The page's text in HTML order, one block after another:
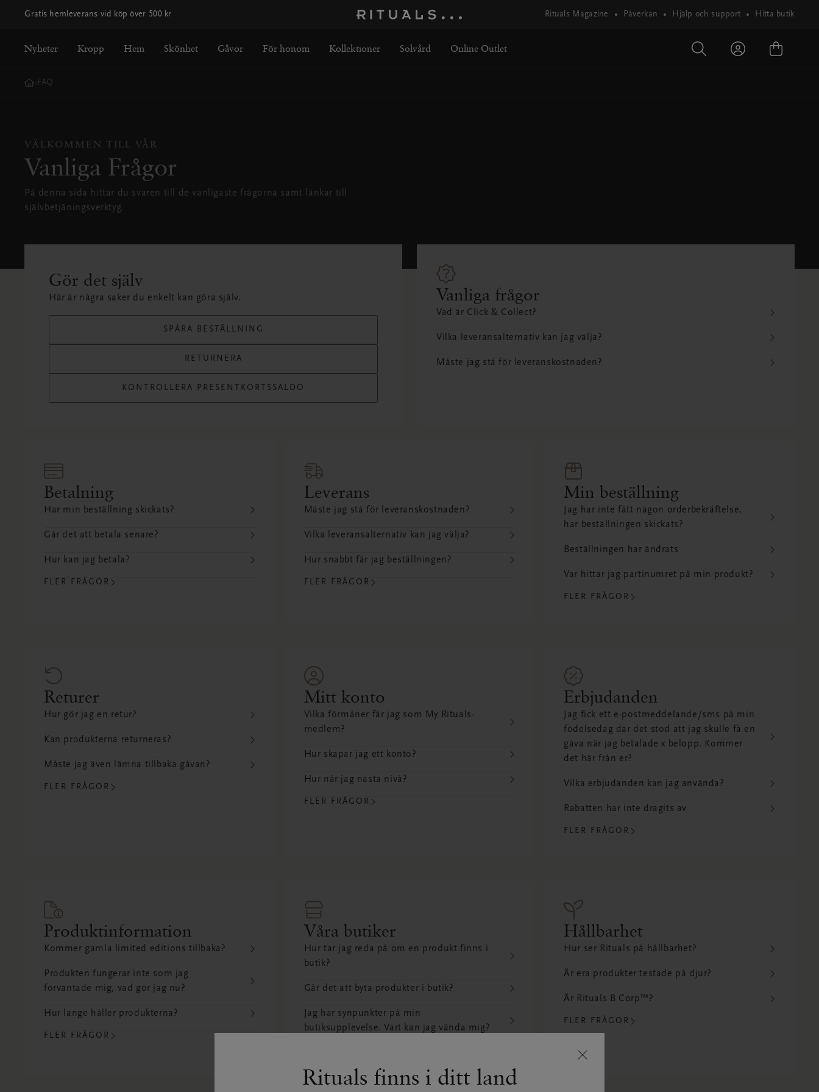
Rituals finns i ditt land
Gratis hemleverans vid köp över 500 kr Rituals Magazine Påverkan Hjälp och support Hitta butik
Nyheter Kropp Hem Skönhet Gåvor För honom Kollektioner Solvård Online Outlet
Home
FAQ
VÄLKOMMEN TILL VÅR
Vanliga Frågor
På denna sida hittar du svaren till de vanligaste frågorna samt länkar till
självbetjäningsverktyg.
Gör det själv
Här är några saker du enkelt kan göra själv.
SPÅRA BESTÄLLNING
RETURNERA
KONTROLLERA PRESENTKORTSSALDO
Vanliga frågor
Vad är Click & Collect?
Vilka leveransalternativ kan jag välja?
Måste jag stå för leveranskostnaden?
Betalning
Har min beställning skickats?
Går det att betala senare?
Hur kan jag betala?
FLER FRÅGOR
Leverans
Måste jag stå för leveranskostnaden?
Vilka leveransalternativ kan jag välja?
Hur snabbt får jag beställningen?
FLER FRÅGOR
Min beställning
Jag har inte fått någon orderbekräftelse,
har beställningen skickats?
Beställningen har ändrats
Var hittar jag partinumret på min produkt?
FLER FRÅGOR
Returer
Hur gör jag en retur?
Kan produkterna returneras?
Måste jag även lämna tillbaka gåvan?
FLER FRÅGOR
Mitt konto
Vilka förmåner får jag som My Rituals-
medlem?
Hur skapar jag ett konto?
Hur når jag nästa nivå?
FLER FRÅGOR
Erbjudanden
Jag fick ett e-postmeddelande/sms på min
födelsedag där det stod att jag skulle få en
gåva när jag betalade x belopp. Kommer
det här från er?
Vilka erbjudanden kan jag använda?
Rabatten har inte dragits av
FLER FRÅGOR
Produktinformation
Kommer gamla limited editions tillbaka?
Produkten fungerar inte som jag
förväntade mig, vad gör jag nu?
Hur länge håller produkterna?
FLER FRÅGOR
Våra butiker
Hur tar jag reda på om en produkt finns i
butik?
Går det att byta produkter i butik?
Jag har synpunkter på min
butiksupplevelse. Vart kan jag vända mig?
Hållbarhet
Hur ser Rituals på hållbarhet?
Är era produkter testade på djur?
Är Rituals B Corp™?
FLER FRÅGOR